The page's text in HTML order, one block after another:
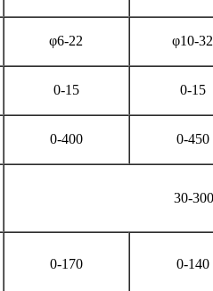
φ6-22 φ10-32
0-15 0-15
0-400 0-450
30-300
0-170 0-140